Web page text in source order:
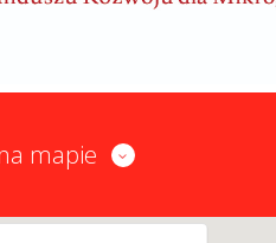
mapie